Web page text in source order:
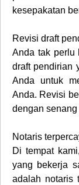
kesepakatan
Revisi draft
Anda tak perlu
draft pendirian
Anda untuk
Anda. Revisi
dengan
Notaris
Di tempat
yang bekerja
adalah notaris